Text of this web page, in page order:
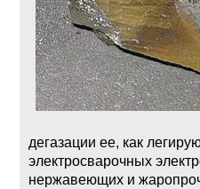
дегазации ее, как
электросварочных
нержавеющих и